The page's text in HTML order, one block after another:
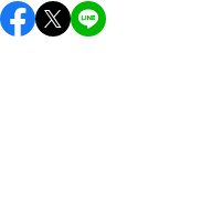
保存期間は冷蔵で当日中
し上がりください。